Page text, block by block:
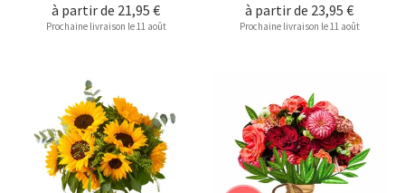
à partir de 21,95 €
Prochaine livraison le 11 août
à partir de 23,95 €
Prochaine livraison le 11 août